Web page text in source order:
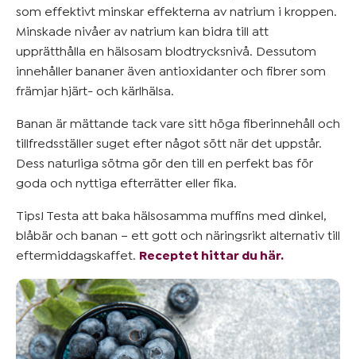
som effektivt minskar effekterna av natrium i kroppen.
Minskade nivåer av natrium kan bidra till att
upprätthålla en hälsosam blodtrycksnivå. Dessutom
innehåller bananer även antioxidanter och fibrer som
främjar hjärt- och kärlhälsa.
Banan är mättande tack vare sitt höga fiberinnehåll och
tillfredsställer suget efter något sött när det uppstår.
Dess naturliga sötma gör den till en perfekt bas för
goda och nyttiga efterrätter eller fika.
Tips! Testa att baka hälsosamma muffins med dinkel,
blåbär och banan – ett gott och näringsrikt alternativ till
eftermiddagskaffet. Receptet hittar du här.